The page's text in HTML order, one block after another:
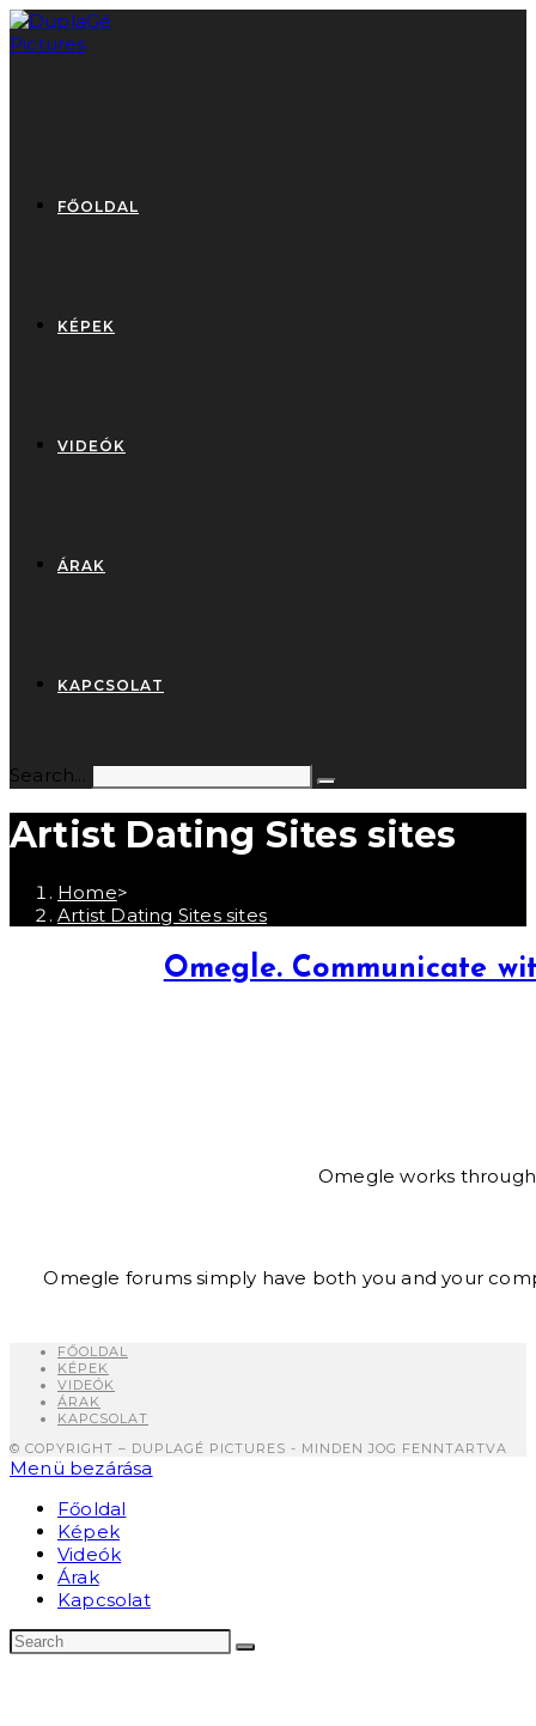
Skip
to
FŐOLDAL
KÉPEK
VIDEÓK
ÁRAK
KAPCSOLAT
Search...
Submit
the
button
expand
Artist Dating Sites sites
Home>
Artist Dating Sites sites
Omegle. Communicate
Omegle works
Omegle forums simply have both you and your
FŐOLDAL
KÉPEK
VIDEÓK
ÁRAK
KAPCSOLAT
© COPYRIGHT – DUPLAGÉ PICTURES - MINDEN JOG FENNTARTVA
Menü bezárása
Főoldal
Képek
Videók
Árak
Kapcsolat